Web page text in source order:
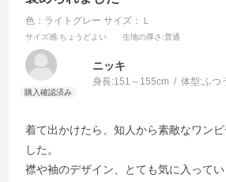
色：ライトグレー サイズ：Ｌ
サイズ感:ちょうどよい 生地の厚さ :普通
ニッキ
身長:151～155cm 体型:ふつ
着て出かけたら、知人から素敵なワン
した。
襟や袖のデザイン、とても気に入って